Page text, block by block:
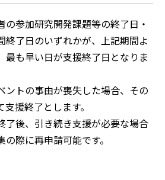
参加研究開発課題等の終了日・
終了日のいずれかが、上記期間よ
最も早い日が支援終了日となりま
トの事由が喪失した場合、その
援終了とします。
了後、引き続き支援が必要な場合
の際に再申請可能です。